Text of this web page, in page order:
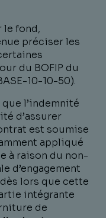
le fond,
préciser les
du BOFIP du
10-10-50).
l’indemnité
d’assurer
est soumise
appliqué
à raison du non-
d’engagement
lors que cette
intégrante
de